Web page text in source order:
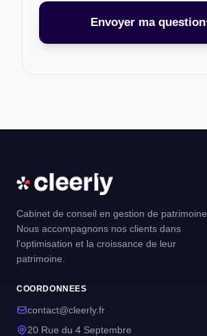
Envoyer ma question
Cabinet de conseil en gestion de patrimoine.
Nous accompagnons nos clients dans
l'optimisation et la croissance de leur
patrimoine.
COORDONNEES
contact@cleerly.fr
20 Rue du 4 Septembre